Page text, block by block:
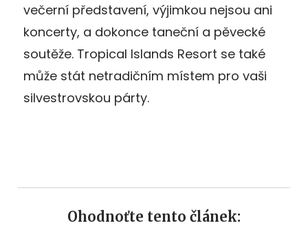
večerní představení, výjimkou nejsou ani
koncerty, a dokonce taneční a pěvecké
soutěže. Tropical Islands Resort se také
může stát netradičním místem pro vaši
silvestrovskou párty.
Ohodnoťte tento článek: